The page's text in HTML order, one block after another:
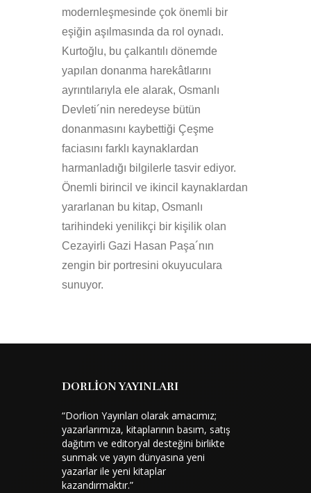
modernleşmesinde çok önemli bir
eşiğin aşılmasında da rol oynadı.
Kurtoğlu, bu çalkantılı dönemde
yapılan donanma harekâtlarını
ayrıntılarıyla ele alarak, Osmanlı
Devleti´nin neredeyse bütün
donanmasını kaybettiği Çeşme
faciasını farklı kaynaklardan
harmanladığı bilgilerle tasvir ediyor.
Önemli birincil ve ikincil kaynaklardan
yararlanan bu kitap, Osmanlı
tarihindeki yenilikçi bir kişilik olan
Cezayirli Gazi Hasan Paşa´nın
zengin bir portresini okuyuculara
sunuyor.
DORLİON YAYINLARI
“Dorlion Yayınları olarak amacımız;
yazarlarımıza, kitaplarının basım, satış
dağıtım ve editoryal desteğini birlikte
sunmak ve yayın dünyasına yeni
yazarlar ile yeni kitaplar
kazandırmaktır.”